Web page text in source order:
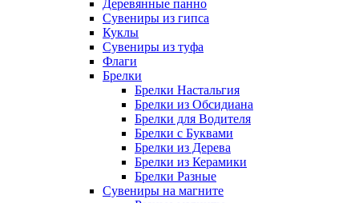
Деревянные панно
Сувениры из гипса
Куклы
Сувениры из туфа
Флаги
Брелки
Брелки Настальгия
Брелки из Обсидиана
Брелки для Водителя
Брелки с Буквами
Брелки из Дерева
Брелки из Керамики
Брелки Разные
Сувениры на магните